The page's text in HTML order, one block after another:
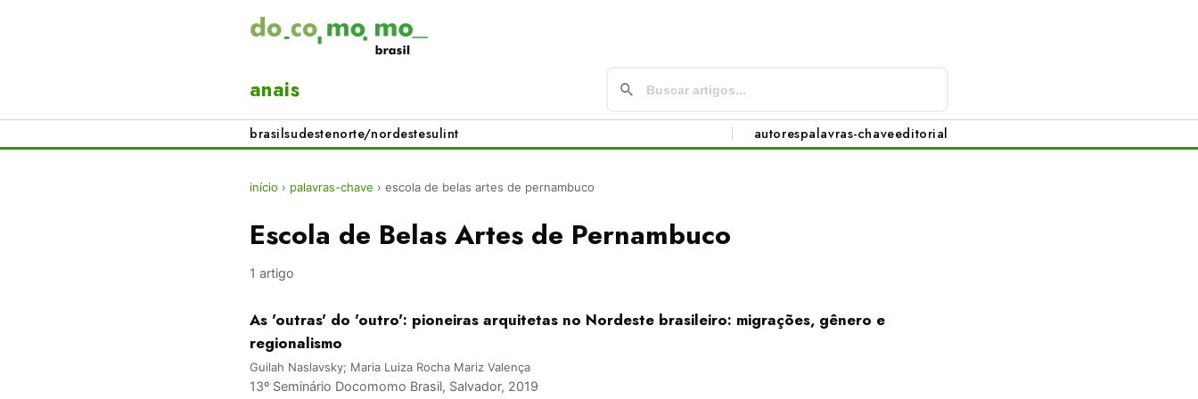
anais
brasilsudestenorte/nordestesulint autorespalavras-chaveeditorial
início › palavras-chave › escola de belas artes de pernambuco
Escola de Belas Artes de Pernambuco
1 artigo
As 'outras' do 'outro': pioneiras arquitetas no Nordeste brasileiro: migrações, gênero e
regionalismo
Guilah Naslavsky; Maria Luiza Rocha Mariz Valença
13º Seminário Docomomo Brasil, Salvador, 2019